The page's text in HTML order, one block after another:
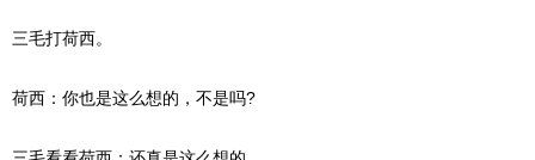
三毛打荷西。
荷西：你也是这么想的，不是吗?